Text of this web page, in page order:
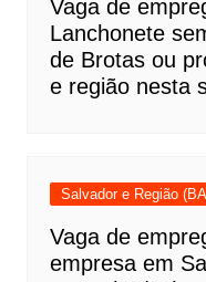
Vaga de
Lanchonete
de Brotas ou
e região nesta
Salvador e Região
Vaga de
empresa em